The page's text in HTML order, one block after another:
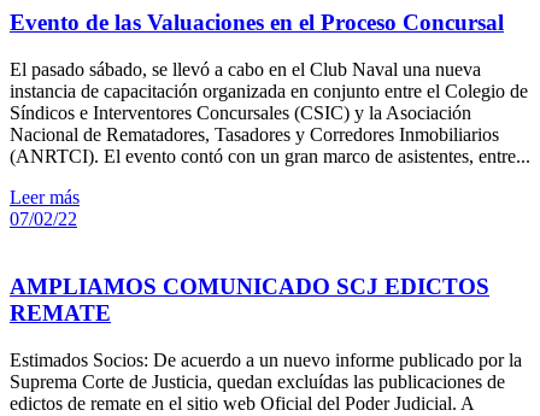
Evento de las Valuaciones en el Proceso Concursal
El pasado sábado, se llevó a cabo en el Club Naval una nueva
instancia de capacitación organizada en conjunto entre el Colegio de
Síndicos e Interventores Concursales (CSIC) y la Asociación
Nacional de Rematadores, Tasadores y Corredores Inmobiliarios
(ANRTCI). El evento contó con un gran marco de asistentes, entre...
Leer más
07/02/22
AMPLIAMOS COMUNICADO SCJ EDICTOS
REMATE
Estimados Socios: De acuerdo a un nuevo informe publicado por la
Suprema Corte de Justicia, quedan excluídas las publicaciones de
edictos de remate en el sitio web Oficial del Poder Judicial. A